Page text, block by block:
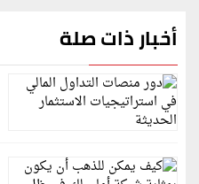
أخبار ذات صلة